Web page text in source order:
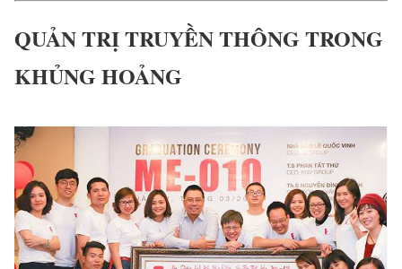
QUẢN TRỊ TRUYỀN THÔNG TRONG
KHỦNG HOẢNG